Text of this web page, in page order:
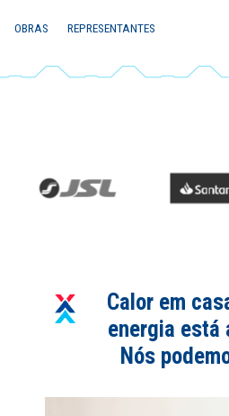
OBRAS REPRESENTANTES
Calor em
energia está
Nós